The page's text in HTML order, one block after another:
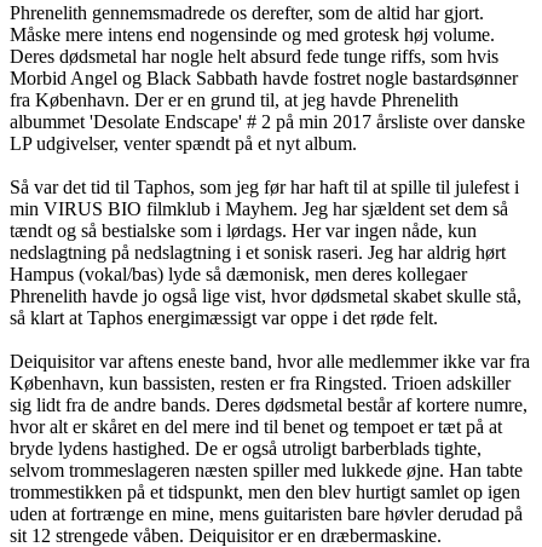
Phrenelith gennemsmadrede os derefter, som de altid har gjort.
Måske mere intens end nogensinde og med grotesk høj volume.
Deres dødsmetal har nogle helt absurd fede tunge riffs, som hvis
Morbid Angel og Black Sabbath havde fostret nogle bastardsønner
fra København. Der er en grund til, at jeg havde Phrenelith
albummet 'Desolate Endscape' # 2 på min 2017 årsliste over danske
LP udgivelser, venter spændt på et nyt album.
Så var det tid til Taphos, som jeg før har haft til at spille til julefest i
min VIRUS BIO filmklub i Mayhem. Jeg har sjældent set dem så
tændt og så bestialske som i lørdags. Her var ingen nåde, kun
nedslagtning på nedslagtning i et sonisk raseri. Jeg har aldrig hørt
Hampus (vokal/bas) lyde så dæmonisk, men deres kollegaer
Phrenelith havde jo også lige vist, hvor dødsmetal skabet skulle stå,
så klart at Taphos energimæssigt var oppe i det røde felt.
Deiquisitor var aftens eneste band, hvor alle medlemmer ikke var fra
København, kun bassisten, resten er fra Ringsted. Trioen adskiller
sig lidt fra de andre bands. Deres dødsmetal består af kortere numre,
hvor alt er skåret en del mere ind til benet og tempoet er tæt på at
bryde lydens hastighed. De er også utroligt barberblads tighte,
selvom trommeslageren næsten spiller med lukkede øjne. Han tabte
trommestikken på et tidspunkt, men den blev hurtigt samlet op igen
uden at fortrænge en mine, mens guitaristen bare høvler derudad på
sit 12 strengede våben. Deiquisitor er en dræbermaskine.